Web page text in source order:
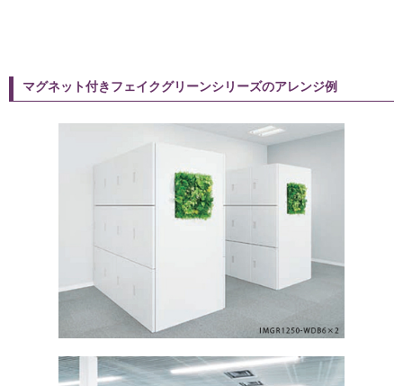
マグネット付きフェイクグリーンシリーズのアレンジ例